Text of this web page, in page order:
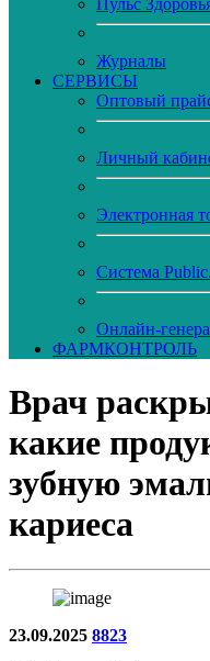
Пульс
Журналы
CЕРВИСЫ
Оптовый
Личный
Электронная
Система
Онлайн-
ФАРМКОНТРОЛЬ
Врач
какие
зубную
кариеса
23.09.2025 8823